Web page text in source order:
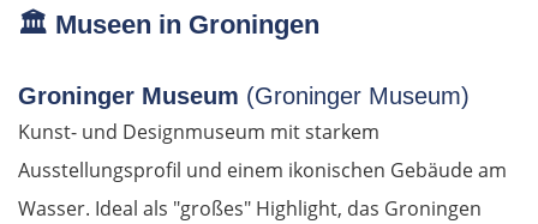
🏛️ Museen in Groningen
Groninger Museum (Groninger Museum)
Kunst- und Designmuseum mit starkem
Ausstellungsprofil und einem ikonischen Gebäude am
Wasser. Ideal als "großes" Highlight, das Groningen
Ukmergė
Vilnius